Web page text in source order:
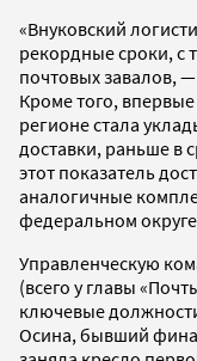
«Внуковский
рекордные сроки, с
почтовых завалов,
Кроме того,
регионе стала
доставки, раньше в
этот показатель
аналогичные
федеральном
Управленческую
(всего у главы
ключевые
Осина, бывший